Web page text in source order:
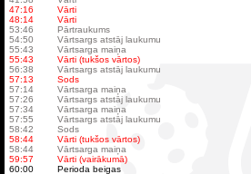
47:16
Vārti
48:14
Vārti
53:46
Pārtraukums
54:50
Vārtsargs atstāj laukumu
55:43
Vārtsarga maiņa
55:43
Vārti (tukšos vārtos)
56:38
Vārtsargs atstāj laukumu
57:13
Sods
57:14
Vārtsarga maiņa
57:26
Vārtsargs atstāj laukumu
57:34
Vārtsarga maiņa
57:55
Vārtsargs atstāj laukumu
58:42
Sods
58:44
Vārti (tukšos vārtos)
58:44
Vārtsarga maiņa
59:57
Vārti (vairākumā)
60:00
Perioda beigas